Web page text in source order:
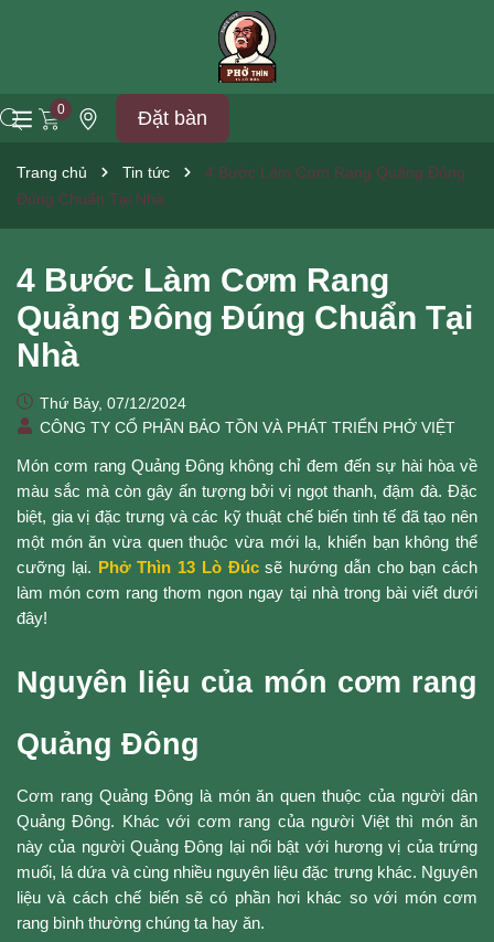
0 Đặt bàn
Trang chủ Tin tức
4 Bước Làm Cơm Rang Quảng Đông
Đúng Chuẩn Tại Nhà
4 Bước Làm Cơm Rang
Quảng Đông Đúng Chuẩn Tại
Nhà
Thứ Bảy, 07/12/2024
CÔNG TY CỔ PHẦN BẢO TỒN VÀ PHÁT TRIỂN PHỞ VIỆT
Món cơm rang Quảng Đông không chỉ đem đến sự hài hòa về
màu sắc mà còn gây ấn tượng bởi vị ngọt thanh, đậm đà. Đặc
biệt, gia vị đặc trưng và các kỹ thuật chế biến tinh tế đã tạo nên
một món ăn vừa quen thuộc vừa mới lạ, khiến bạn không thể
cưỡng lại.
Phở Thìn 13 Lò Đúcsẽ hướng dẫn cho bạn cách
làm món cơm rang thơm ngon ngay tại nhà trong bài viết dưới
đây!
Nguyên liệu của món cơm rang
Quảng Đông
Cơm rang Quảng Đông là món ăn quen thuộc của người dân
Quảng Đông. Khác với cơm rang của người Việt thì món ăn
này của người Quảng Đông lại nổi bật với hương vị của trứng
muối, lá dứa và cùng nhiều nguyên liệu đặc trưng khác. Nguyên
liệu và cách chế biến sẽ có phần hơi khác so với món cơm
rang bình thường chúng ta hay ăn.